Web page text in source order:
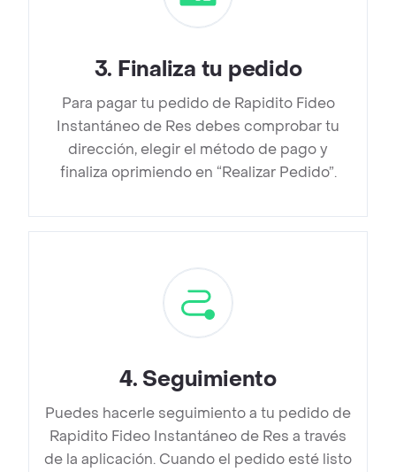
3. Finaliza tu pedido
Para pagar tu pedido de Rapidito Fideo
Instantáneo de Res debes comprobar tu
dirección, elegir el método de pago y
finaliza oprimiendo en “Realizar Pedido”.
4. Seguimiento
Puedes hacerle seguimiento a tu pedido de
Rapidito Fideo Instantáneo de Res a través
de la aplicación. Cuando el pedido esté listo